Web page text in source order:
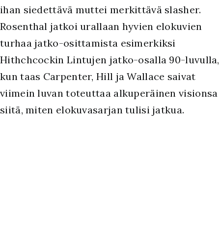
ihan siedettävä muttei merkittävä slasher.
Rosenthal jatkoi urallaan hyvien elokuvien
turhaa jatko-osittamista esimerkiksi
Hithchcockin Lintujen jatko-osalla 90-luvulla,
kun taas Carpenter, Hill ja Wallace saivat
viimein luvan toteuttaa alkuperäinen visionsa
siitä, miten elokuvasarjan tulisi jatkua.